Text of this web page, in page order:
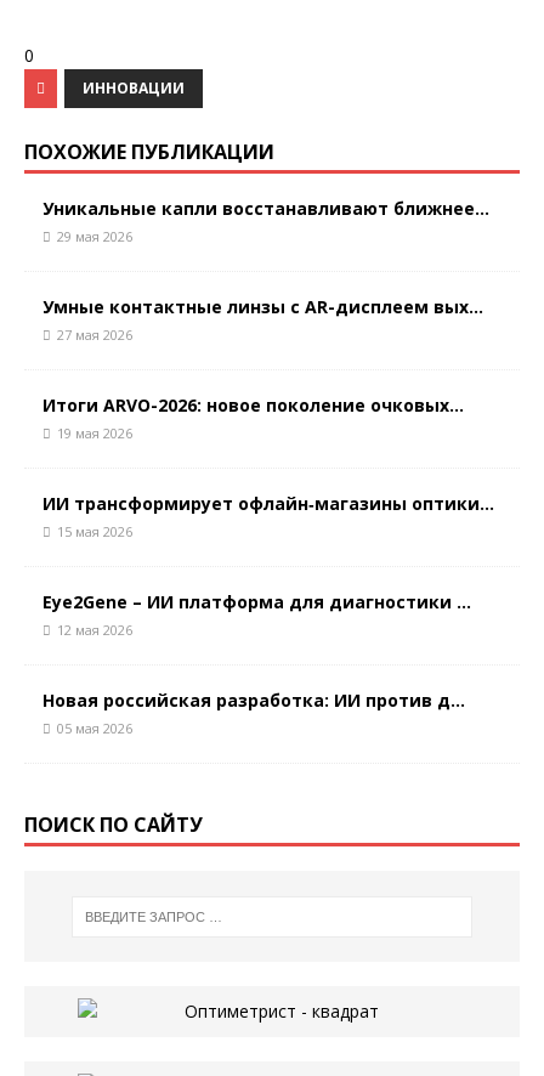
0
ИННОВАЦИИ
ПОХОЖИЕ ПУБЛИКАЦИИ
Уникальные капли восстанавливают ближнее...
29 мая 2026
Умные контактные линзы с AR-дисплеем вых...
27 мая 2026
Итоги ARVO-2026: новое поколение очковых...
19 мая 2026
ИИ трансформирует офлайн‑магазины оптики...
15 мая 2026
Eye2Gene – ИИ платформа для диагностики ...
12 мая 2026
Новая российская разработка: ИИ против д...
05 мая 2026
ПОИСК ПО САЙТУ